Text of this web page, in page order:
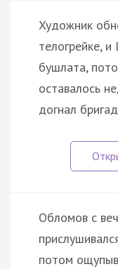
Художник
телогрейке,
бушлата,
оставалось
догнал
Обломов с
потом